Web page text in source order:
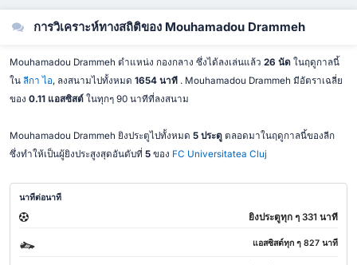
การวิเคราะห์ทางสถิติของ Mouhamadou Drammeh
Mouhamadou Drammeh ตำแหน่ง กองกลาง ซึ่งได้ลงเล่นแล้ว 26 นัดในฤดูกาลนี้
ใน ลีกา ไอ, ลงสนามไปทั้งหมด 1654 นาที . Mouhamadou Drammeh มีอัตราเฉลี่ย
ของ 0.11 แอสซิสต์ในทุกๆ 90 นาทีที่ลงสนาม
Mouhamadou Drammeh ยิงประตูไปทั้งหมด 5 ประตูตลอดมาในฤดูกาลนี้ของลีก
ซึ่งทำให้เป็นผู้ยิงประสูงสุดอันดับที่ 5ของ FC Universitatea Cluj
นาทีต่อนาที
ยิงประตูทุก ๆ 331 นาที
แอสซิสต์ทุก ๆ 827 นาที